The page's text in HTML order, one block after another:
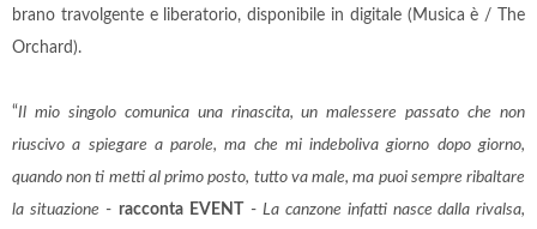
brano travolgente e liberatorio, disponibile in digitale (Musica è / The
Orchard).
“Il mio singolo comunica una rinascita, un malessere passato che non
riuscivo a spiegare a parole, ma che mi indeboliva giorno dopo giorno,
quando non ti metti al primo posto, tutto va male, ma puoi sempre ribaltare
la situazione -racconta EVENT-La canzone infatti nasce dalla rivalsa,